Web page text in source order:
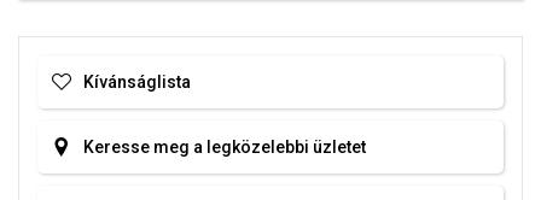
Kívánságlista
Keresse meg a legközelebbi üzletet